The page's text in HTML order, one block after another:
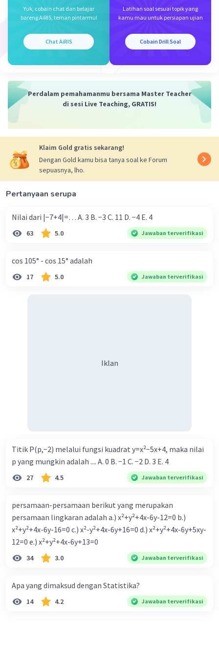
05 Desember 2023 12:27
Beri Rating·0.0( Balas
Yuk, cobain chat dan belajar
bareng AiRIS, teman pintarmu!
Chat AiRIS
Latihan soal sesuai topik yang
kamu mau untuk persiapan ujian
Cobain Drill Soal
Perdalam pemahamanmu bersama Master Teacher
di sesi Live Teaching, GRATIS!
Klaim Gold gratis sekarang!
Dengan Gold kamu bisa tanya soal ke Forum
sepuasnya, lho.
Pertanyaan serupa
Nilai dari |−7+4|=… A. 3 B. −3 C. 11 D. −4 E. 4
63 5.0 Jawaban terverifikasi
cos 105° - cos 15° adalah
17 5.0 Jawaban terverifikasi
Iklan
Titik P(p,−2) melalui fungsi kuadrat y=x²−5x+4, maka nilai
p yang mungkin adalah .... A. 0 B. −1 C. −2 D. 3 E. 4
27 4.5 Jawaban terverifikasi
persamaan-persamaan berikut yang merupakan
persamaan lingkaran adalah a.) x²+y²+4x-6y-12=0 b.)
x²+y²+4x-6y-16=0 c.) x²-y²+4x-6y+16=0 d.) x²+y²+4x-6y+5xy-
12=0 e.) x²+y²+4x-6y+13=0
34 3.0 Jawaban terverifikasi
Apa yang dimaksud dengan Statistika?
14 4.2 Jawaban terverifikasi